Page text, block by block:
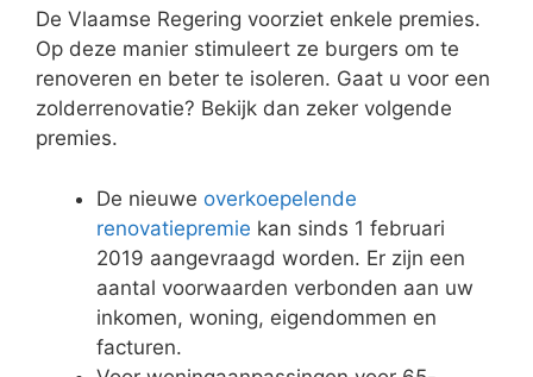
De Vlaamse Regering voorziet enkele premies.
Op deze manier stimuleert ze burgers om te
renoveren en beter te isoleren. Gaat u voor een
zolderrenovatie? Bekijk dan zeker volgende
premies.
De nieuwe overkoepelende
renovatiepremie kan sinds 1 februari
2019 aangevraagd worden. Er zijn een
aantal voorwaarden verbonden aan uw
inkomen, woning, eigendommen en
facturen.